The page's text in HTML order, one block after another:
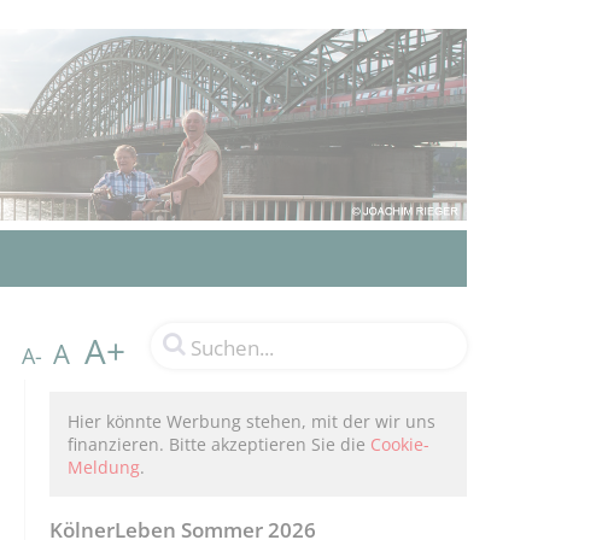
A- A A+
Hier könnte Werbung stehen, mit der wir uns
finanzieren. Bitte akzeptieren Sie die Cookie-
Meldung.
KölnerLeben Sommer 2026